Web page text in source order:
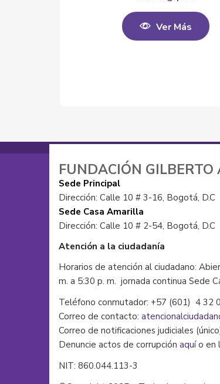
Ver Más
FUNDACIÓN
Sede Principal
Dirección: Calle 10 # 3-16, Bogotá, D.C
Sede Casa Amarilla
Dirección: Calle 10 # 2-54, Bogotá, D.C
Atención a la ciudadanía
Horarios de atención al ciudadano:
m. a 5:30 p. m. jornada continua Sede
Teléfono conmutador: +57 (601) 4 32
Correo de contacto:
Correo de notificaciones judiciales
Denuncie actos de corrupción aquío en
NIT: 860.044.113-3